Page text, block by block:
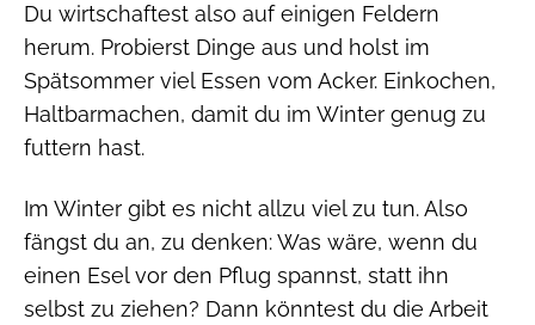
Du wirtschaftest also auf einigen Feldern
herum. Probierst Dinge aus und holst im
Spätsommer viel Essen vom Acker. Einkochen,
Haltbarmachen, damit du im Winter genug zu
futtern hast.
Im Winter gibt es nicht allzu viel zu tun. Also
fängst du an, zu denken: Was wäre, wenn du
einen Esel vor den Pflug spannst, statt ihn
selbst zu ziehen? Dann könntest du die Arbeit